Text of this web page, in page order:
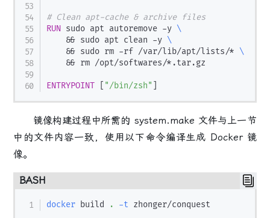
# Clean apt-cache & archive files
RUN sudo apt autoremove -y \
    && sudo apt clean -y
\
    && sudo rm -rf /var/lib/apt/lists/*
\
    && rm /opt/softwares/*.tar.gz
ENTRYPOINT "/bin/zsh"
镜像构建过程中所需的 system.make 文件与上一节
中的文件内容一致，使用以下命令编译生成 Docker 镜
像。
BASH
docker build . -t